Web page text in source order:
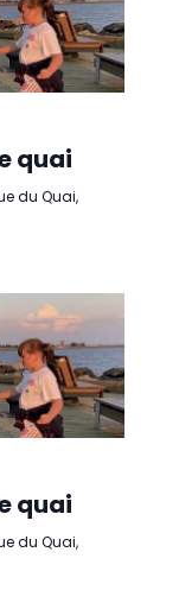
quai
du Quai,
quai
du Quai,